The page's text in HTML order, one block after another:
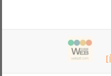
[